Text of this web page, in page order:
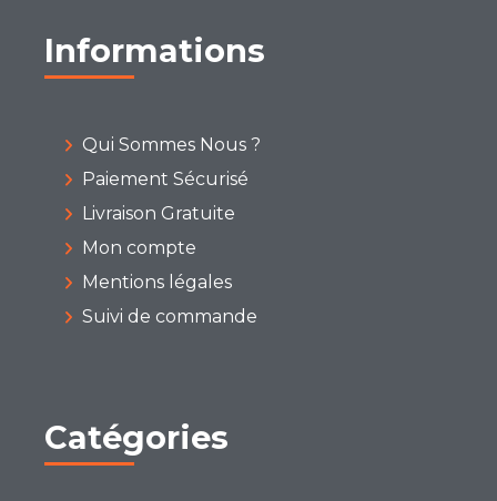
Informations
Qui Sommes Nous ?
Paiement Sécurisé
Livraison Gratuite
Mon compte
Mentions légales
Suivi de commande
Catégories